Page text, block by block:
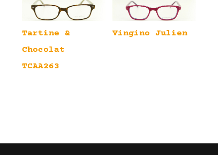
Tartine &
Chocolat
TCAA263
Vingino Julien